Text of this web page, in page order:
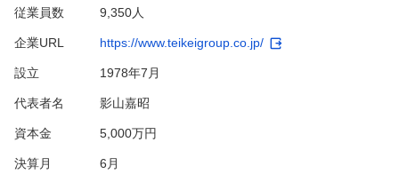
従業員数 9,350人
企業URL https://www.teikeigroup.co.jp/
設立 1978年7月
代表者名 影山嘉昭
資本金 5,000万円
決算月 6 月